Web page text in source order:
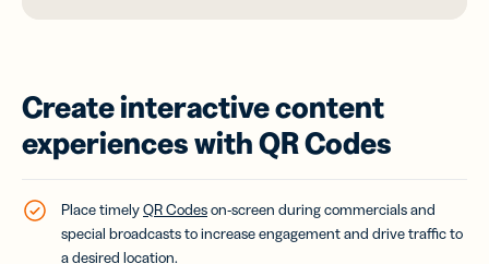
Create interactive content
experiences with QR Codes
Place timelyQR Codeson-screen during commercials and
special broadcasts to increase engagement and drive traffic to
a desired location.